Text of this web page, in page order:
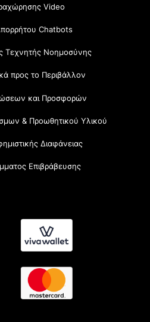
Video
Chatbots
Τεχνητής Νοημοσύνης
προς το Περιβάλλον
και Προσφορών
& Προωθητικού Υλικού
Διαφάνειας
Επιβράβευσης